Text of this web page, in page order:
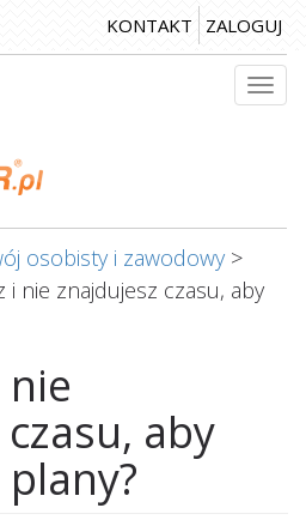
KONTAKT ZALOGUJ
osobisty i zawodowy >
i nie znajdujesz czasu, aby
nie
aby